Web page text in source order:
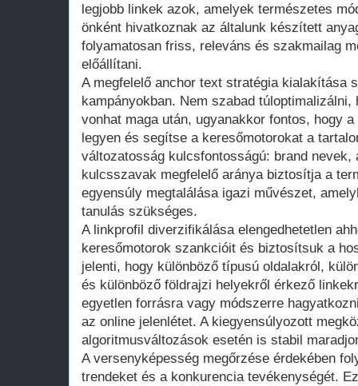
legjobb linkek azok, amelyek természetes
önként hivatkoznak az általunk készített
folyamatosan friss, releváns és szakmailag
előállítani.
A megfelelő anchor text stratégia kialakítása
kampányokban. Nem szabad
vonhat maga után, ugyanakkor fontos, hogy
legyen és segítse a keresőmotorokat a
változatosság kulcsfontosságú: brand
kulcsszavak megfelelő aránya biztosítja a
egyensúly megtalálása igazi művészet,
tanulás szükséges.
A linkprofil diverzifikálása elengedhetetlen
keresőmotorok szankcióit és biztosítsuk a
jelenti, hogy különböző típusú oldalakról,
és különböző földrajzi helyekről érkező
egyetlen forrásra vagy módszerre
az online jelenlétet. A kiegyensúlyozott
algoritmusváltozások esetén is stabil
A versenyképesség megőrzése érdekében
trendeket és a konkurencia tevékenységét.